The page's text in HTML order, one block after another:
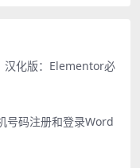
汉化版：Elementor必
号码注册和登录Word